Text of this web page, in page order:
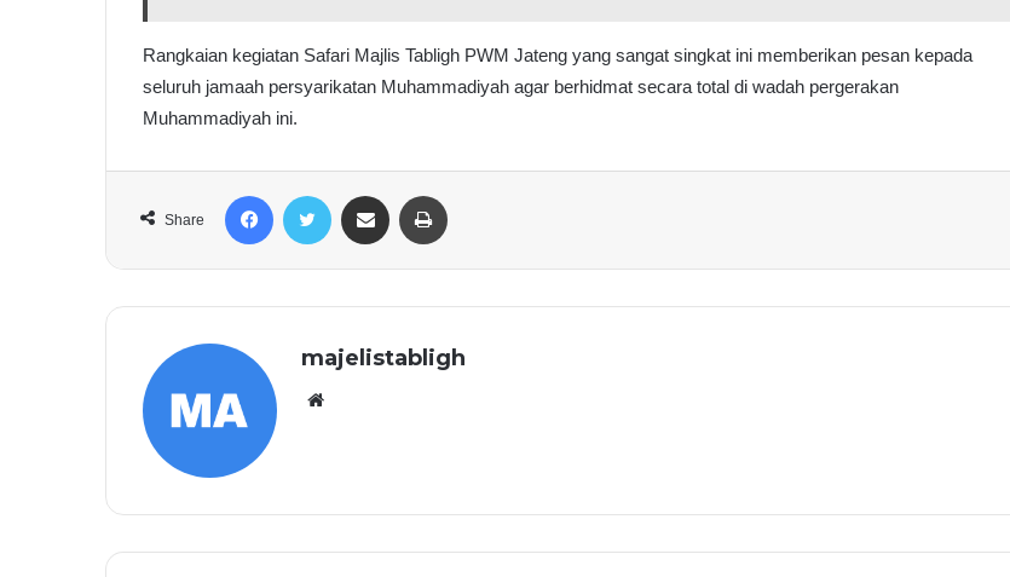
Rangkaian kegiatan Safari Majlis Tabligh PWM Jateng yang sangat singkat ini memberikan pesan kepada
seluruh jamaah persyarikatan Muhammadiyah agar berhidmat secara total di wadah pergerakan
Muhammadiyah ini.
Share
Facebook Twitter Share via Email
majelistabligh